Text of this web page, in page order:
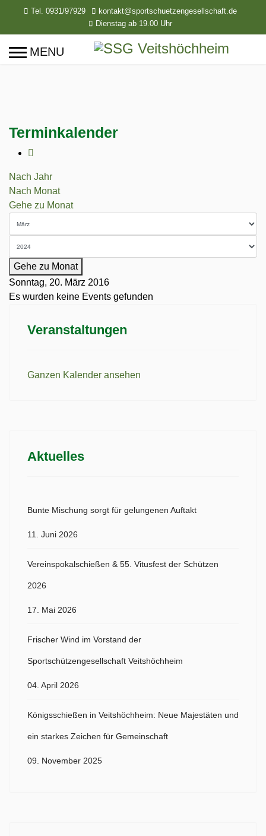
Tel. 0931/97929
kontakt@sportschuetzengesellschaft.de
Dienstag ab 19.00 Uhr
Terminkalender
Nach Jahr
Nach Monat
Gehe zu Monat
Gehe zu Monat
Sonntag, 20. März 2016
Es wurden keine Events gefunden
Veranstaltungen
Ganzen Kalender ansehen
Aktuelles
Bunte Mischung sorgt für gelungenen Auftakt
11. Juni 2026
Vereinspokalschießen & 55. Vitusfest der Schützen
2026
17. Mai 2026
Frischer Wind im Vorstand der
Sportschützengesellschaft Veitshöchheim
04. April 2026
Königsschießen in Veitshöchheim: Neue Majestäten und
ein starkes Zeichen für Gemeinschaft
09. November 2025